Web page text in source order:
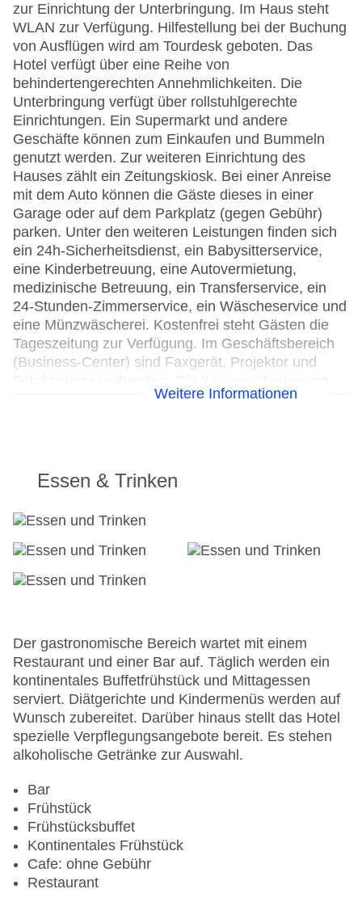
zur Einrichtung der Unterbringung. Im Haus steht
WLAN zur Verfügung. Hilfestellung bei der Buchung
von Ausflügen wird am Tourdesk geboten. Das
Hotel verfügt über eine Reihe von
behindertengerechten Annehmlichkeiten. Die
Unterbringung verfügt über rollstuhlgerechte
Einrichtungen. Ein Supermarkt und andere
Geschäfte können zum Einkaufen und Bummeln
genutzt werden. Zur weiteren Einrichtung des
Hauses zählt ein Zeitungskiosk. Bei einer Anreise
mit dem Auto können die Gäste dieses in einer
Garage oder auf dem Parkplatz (gegen Gebühr)
parken. Unter den weiteren Leistungen finden sich
ein 24h-Sicherheitsdienst, ein Babysitterservice,
eine Kinderbetreuung, eine Autovermietung,
medizinische Betreuung, ein Transferservice, ein
24-Stunden-Zimmerservice, ein Wäscheservice und
eine Münzwäscherei. Kostenfrei steht Gästen die
Tageszeitung zur Verfügung. Im Geschäftsbereich
(Business-Center) sind Faxgerät, Projektor und
bietet Unterstützung bei allem, was die Organisation
Parkplatz: gegen Gebühr
Check-in von: 15:00:00
Konferenzraum
Garage
WLAN/WiFi im Hotel
Anzahl der Konferenzräume: 1
Anzahl der Aufzüge: 1
Haustiere
Zimmerservice
Gesamtanzahl der Stockwerke: 7
Gesamtanzahl der Zimmer: 206
Zahlungsarten: American Express, Diners Club,
Landeskategorie: 5 Sterne
Weitere Informationen
Essen & Trinken
Der gastronomische Bereich wartet mit einem
Restaurant und einer Bar auf. Täglich werden ein
kontinentales Buffetfrühstück und Mittagessen
serviert. Diätgerichte und Kindermenüs werden auf
Wunsch zubereitet. Darüber hinaus stellt das Hotel
spezielle Verpflegungsangebote bereit. Es stehen
alkoholische Getränke zur Auswahl.
Bar
Frühstück
Frühstücksbuffet
Kontinentales Frühstück
Cafe: ohne Gebühr
Restaurant